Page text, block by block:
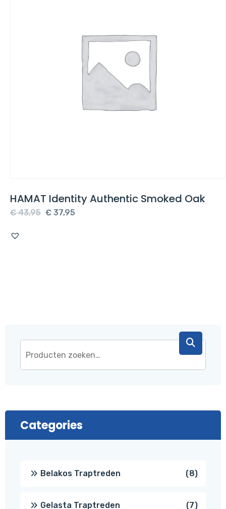
HAMAT Identity Authentic Smoked Oak
€43,95 Oorspronkelijke
€37,95Huidige
Categories
Belakos Traptreden 88
Gelasta Traptreden 77